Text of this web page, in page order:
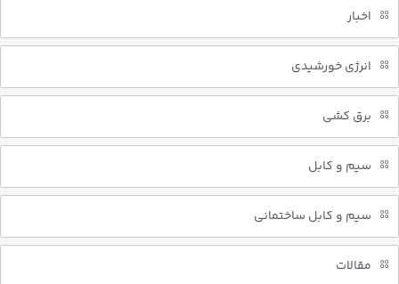
اخبار
انرژی خورشیدی
برق کشی
سیم و کابل
سیم و کابل ساختمانی
مقالات